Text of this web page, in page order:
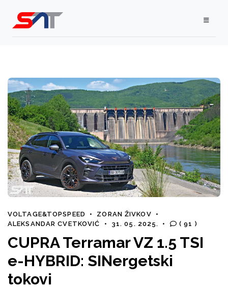
VOLTAGE&TOPSPEED • ZORAN ŽIVKOV
•
ALEKSANDAR CVETKOVIĆ
• 31. 05. 2025. • ( 91 )
CUPRA Terramar VZ 1.5 TSI
e-HYBRID: SINergetski
tokovi